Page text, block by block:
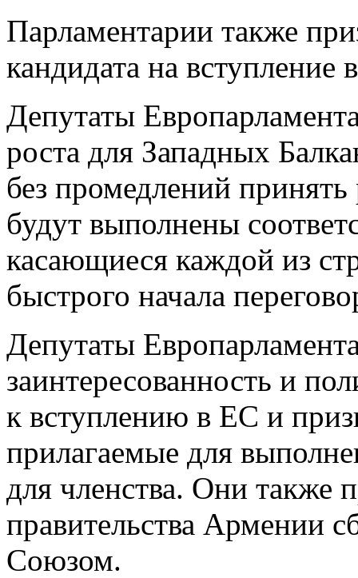
Парламентарии также
кандидата на вступление
Депутаты
роста для Западных
без промедлений
будут выполнены
касающиеся каждой из
быстрого начала
Депутаты
заинтересованность и
к вступлению в ЕС и
прилагаемые для
для членства. Они также
правительства Армении
Союзом.